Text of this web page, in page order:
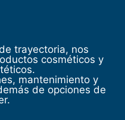
trayectoria, nos
cosméticos y
mantenimiento y
de opciones de